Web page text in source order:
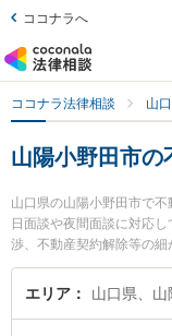
ココナラへ
ココナラ法律相談 山
山陽小野田市の
山口県の山陽小野田市で
日面談や夜間面談に対応
渉、不動産契約解除等の
とうち総合法律事務所の
みなどが注目されていま
エリア 山口県、